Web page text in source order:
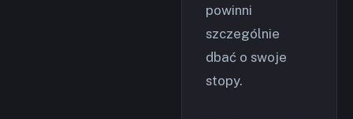
powinni
szczególnie
dbać o swoje
stopy.